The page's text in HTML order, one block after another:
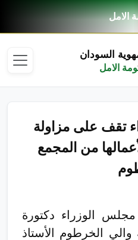
الامل
السودان
الامل
تقف على مزاولة
من المجمع
الوزراء دكتورة
والي الخرطوم الأستاذ